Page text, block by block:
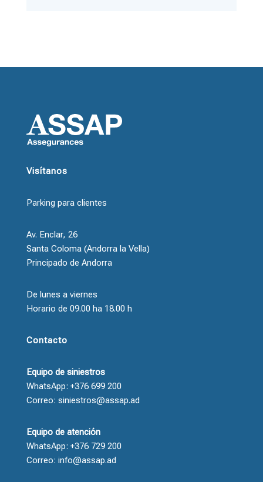
Visítanos
Parking para clientes
Av. Enclar, 26
Santa Coloma (Andorra la Vella)
Principado de Andorra
De lunes a viernes
Horario de 09.00 ha 18.00 h
Contacto
Equipo de siniestros
WhatsApp: +376 699 200
Correo: siniestros@assap.ad
Equipo de atención
WhatsApp: +376 729 200
Correo: info@assap.ad